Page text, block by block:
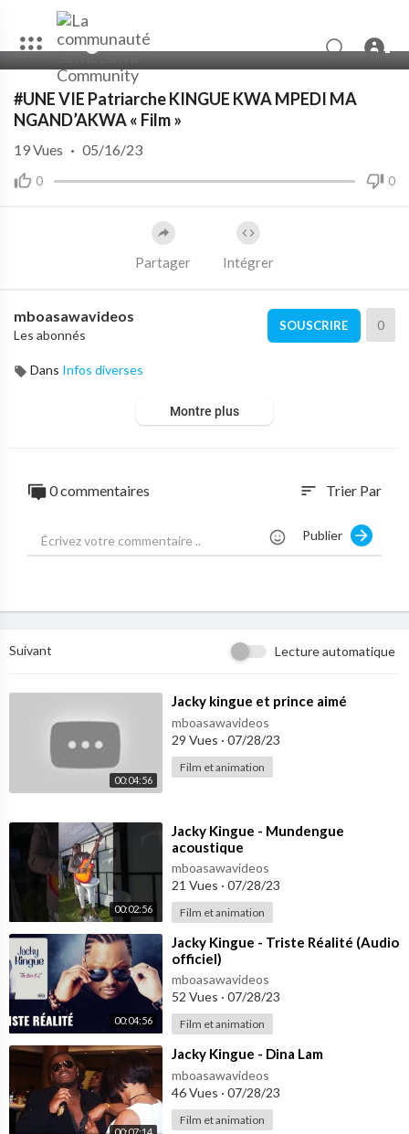
00:00 30:57
#UNE VIE Patriarche KINGUE KWA MPEDI MA
NGAND’AKWA « Film »
0 0
19Vues · 05/16/23
Partager Intégrer
mboasawavideos
Les abonnés
SOUSCRIRE 0
Dans Infos diverses
Montre plus
0 commentaires sort Trier Par
Publier
Suivant Lecture automatique
00:04:56
⁣Jacky kingue et prince aimé
mboasawavideos
29 Vues · 07/28/23
Film et animation
00:02:56
⁣Jacky Kingue - Mundengue
acoustique
mboasawavideos
21 Vues · 07/28/23
Film et animation
00:04:56
⁣Jacky Kingue - Triste Réalité (Audio
officiel)
mboasawavideos
52 Vues · 07/28/23
Film et animation
00:07:14
⁣Jacky Kingue - Dina Lam
mboasawavideos
46 Vues · 07/28/23
Film et animation